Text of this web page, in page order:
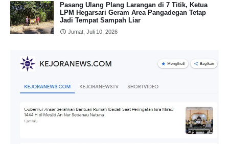
Pasang Ulang Plang Larangan di 7 Titik, Ketua
LPM Hegarsari Geram Area Pangadegan Tetap
Jadi Tempat Sampah Liar
Jumat, Juli 10, 2026